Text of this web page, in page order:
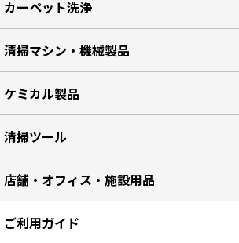
カーペット洗浄
清掃マシン・機械製品
ケミカル製品
清掃ツール
店舗・オフィス・施設用品
ご利用ガイド